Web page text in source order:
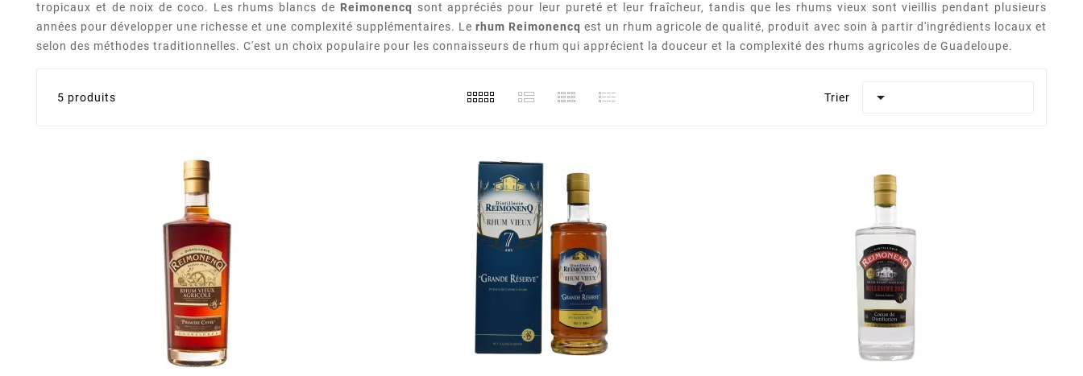
tropicaux et de noix de coco. Les rhums blancs de Reimonencq sont appréciés pour leur pureté et leur fraîcheur, tandis que les rhums vieux sont vieillis pendant plusieurs
années pour développer une richesse et une complexité supplémentaires. Le rhum Reimonencq est un rhum agricole de qualité, produit avec soin à partir d'ingrédients locaux et
selon des méthodes traditionnelles. C'est un choix populaire pour les connaisseurs de rhum qui apprécient la douceur et la complexité des rhums agricoles de Guadeloupe.
5 produits Trier 